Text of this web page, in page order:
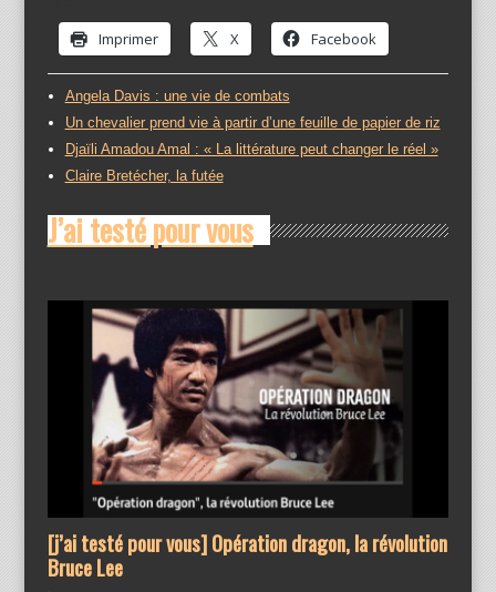
Imprimer X Facebook
Angela Davis : une vie de combats
Un chevalier prend vie à partir d’une feuille de papier de riz
Djaïli Amadou Amal : « La littérature peut changer le réel »
Claire Bretécher, la futée
J’ai testé pour vous
[j’ai testé pour vous] Opération dragon, la révolution
Bruce Lee